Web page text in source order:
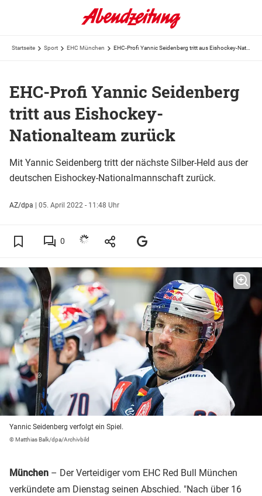
Startseite Sport EHC München
EHC-Profi Yannic Seidenberg
tritt aus Eishockey-
Nationalteam zurück
Mit Yannic Seidenberg tritt der nächste Silber-Held aus der
deutschen Eishockey-Nationalmannschaft zurück.
AZ/dpa | 05. April 2022 - 11:48 Uhr
0
Yannic Seidenberg verfolgt ein Spiel.
© Matthias Balk/dpa/Archivbild
München – Der Verteidiger vom EHC Red Bull München
verkündete am Dienstag seinen Abschied. "Nach über 16